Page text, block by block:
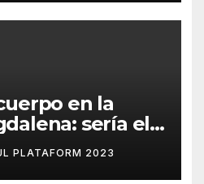
en la
sería el
en Hudson
PLATAFORM 2023